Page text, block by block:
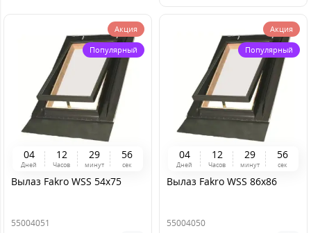
Акция
Популярный
04
Дней
1 2
Часов
29
минут
56
сек
Вылаз Fakro WSS 54х75
55004051
Акция
Популярный
04
Дней
1 2
Часов
29
минут
56
сек
Вылаз Fakro WSS 86х86
55004050